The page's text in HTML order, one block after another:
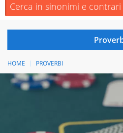
HOME PROVERBI